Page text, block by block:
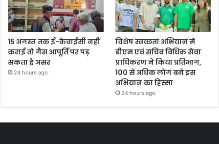
15 अगस्त तक ई-केवाईसी नहीं
कराई तो गैस आपूर्ति पर पड़
सकता है असर
24 hours ago
विशेष स्वच्छता अभियान में
डीएम एवं सचिव विधिक सेवा
प्राधिकरण ने किया प्रतिभाग,
100 से अधिक लोग बने इस
अभियान का हिस्सा
24 hours ago